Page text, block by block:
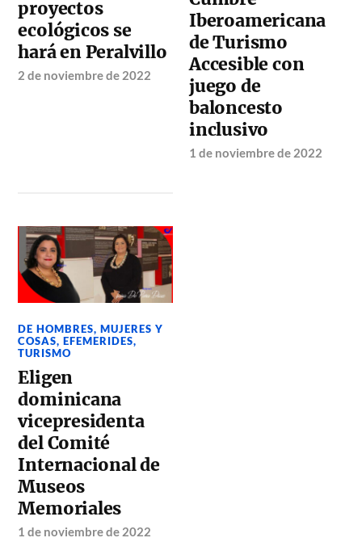
proyectos
ecológicos se
hará en Peralvillo
2 de noviembre de 2022
Iberoamericana
de Turismo
Accesible con
juego de
baloncesto
inclusivo
1 de noviembre de 2022
DE HOMBRES, MUJERES Y
COSAS,EFEMERIDES,
TURISMO
Eligen
dominicana
vicepresidenta
del Comité
Internacional de
Museos
Memoriales
1 de noviembre de 2022